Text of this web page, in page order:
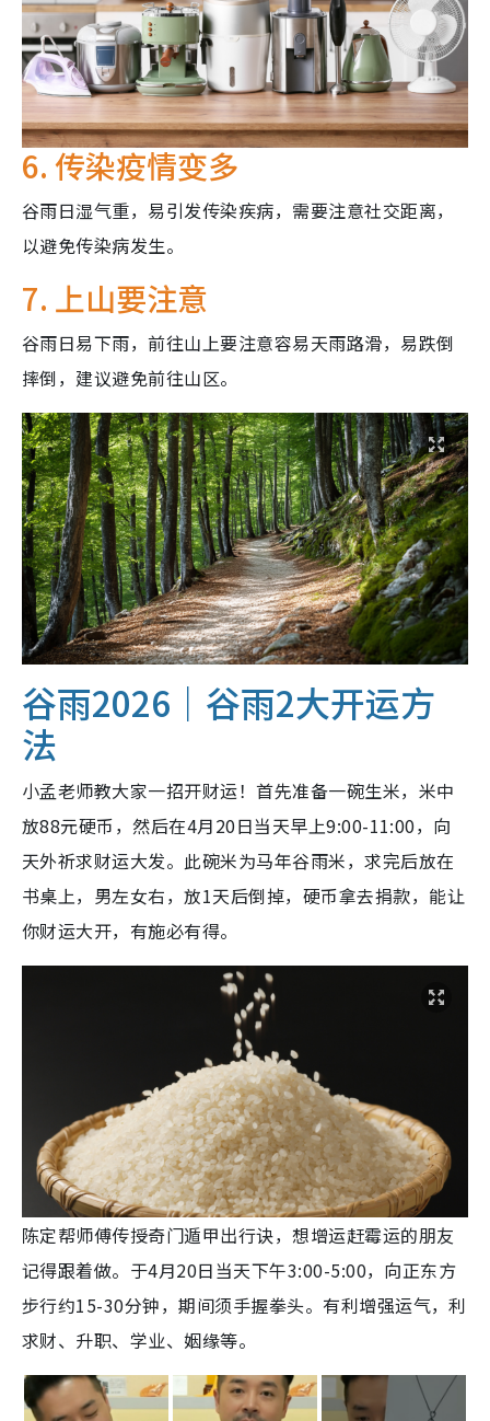
6. 传染疫情变多
谷雨日湿气重，易引发传染疾病，需要注意社交距离，
以避免传染病发生。
7. 上山要注意
谷雨日易下雨，前往山上要注意容易天雨路滑，易跌倒
摔倒，建议避免前往山区。
谷雨2026｜谷雨2大开运方
法
小孟老师教大家一招开财运！首先准备一碗生米，米中
放88元硬币，然后在4月20日当天早上9:00-11:00，向
天外祈求财运大发。此碗米为马年谷雨米，求完后放在
书桌上，男左女右，放1天后倒掉，硬币拿去捐款，能让
你财运大开，有施必有得。
陈定帮师傅传授奇门遁甲出行诀，想增运赶霉运的朋友
记得跟着做。于4月20日当天下午3:00-5:00，向正东方
步行约15-30分钟，期间须手握拳头。有利增强运气，利
求财、升职、学业、姻缘等。